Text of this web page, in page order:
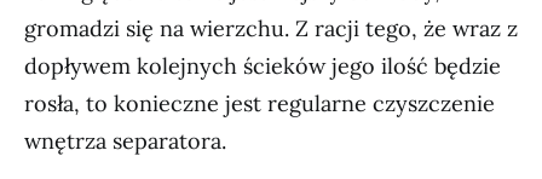
gromadzi się na wierzchu. Z racji tego, że wraz z
dopływem kolejnych ścieków jego ilość będzie
rosła, to konieczne jest regularne czyszczenie
wnętrza separatora.